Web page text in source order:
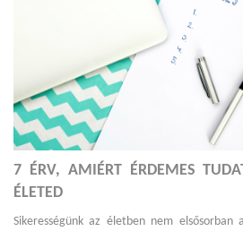
7 ÉRV, AMIÉRT ÉRDEMES
ÉLETED
Sikerességünk az életben nem